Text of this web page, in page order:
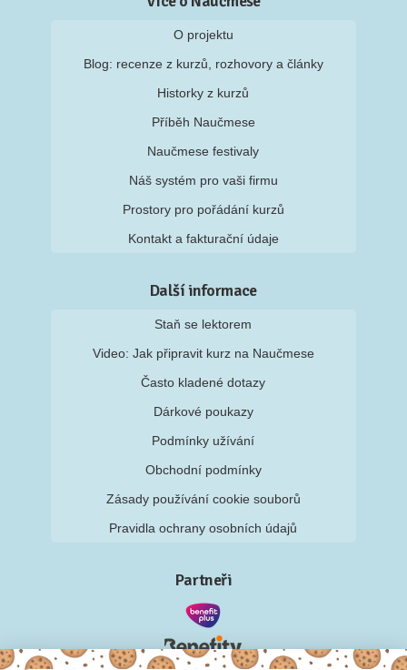
O projektu
Blog: recenze z kurzů, rozhovory a články
Historky z kurzů
Příběh Naučmese
Naučmese festivaly
Náš systém pro vaši firmu
Prostory pro pořádání kurzů
Kontakt a fakturační údaje
Další informace
Staň se lektorem
Video: Jak připravit kurz na Naučmese
Často kladené dotazy
Dárkové poukazy
Podmínky užívání
Obchodní podmínky
Zásady používání cookie souborů
Pravidla ochrany osobních údajů
Partneři